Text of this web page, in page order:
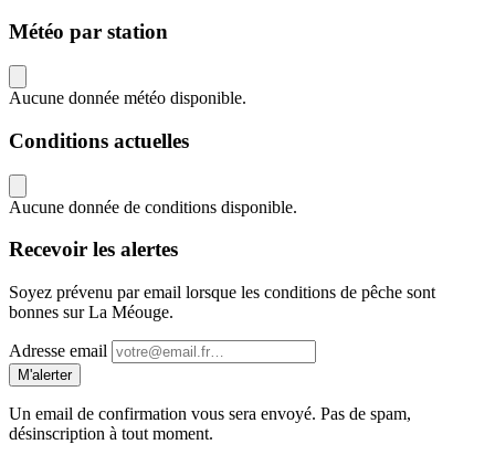
Météo par station
Aucune donnée météo disponible.
Conditions actuelles
Aucune donnée de conditions disponible.
Recevoir les alertes
Soyez prévenu par email lorsque les conditions de pêche sont
bonnes sur La Méouge.
Adresse email
M'alerter
Un email de confirmation vous sera envoyé. Pas de spam,
désinscription à tout moment.